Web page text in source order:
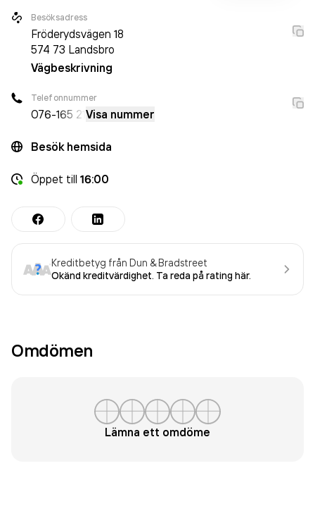
Besöksadress
Fröderydsvägen 18
574 73 Landsbro
Vägbeskrivning
Telefonnummer
076-165 21 Visa nummer
Besök hemsida
Öppet till 16:00
Kreditbetyg från Dun & Bradstreet
Okänd kreditvärdighet. Ta reda på rating här.
Omdömen
Lämna ett omdöme